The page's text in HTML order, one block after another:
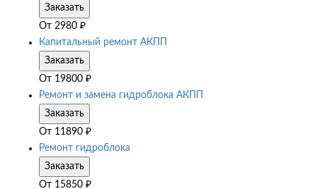
Заказать
От 2980 ₽
Капитальный ремонт АКПП
Заказать
От 19800 ₽
Ремонт и замена гидроблока АКПП
Заказать
От 11890 ₽
Ремонт гидроблока
Заказать
От 15850 ₽